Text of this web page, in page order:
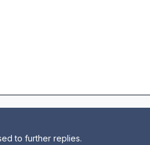
to further replies.